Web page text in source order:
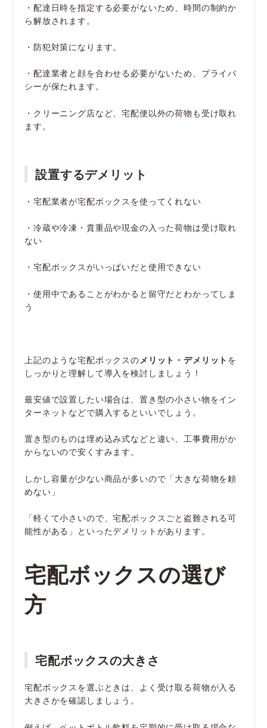
・配達日時を指定する必要がないため、時間の制約か
ら解放されます。
・防犯対策になります。
・配達業者と顔を合わせる必要がないため、プライバ
シーが保たれます。
・クリーニング店など、宅配便以外の荷物も受け取れ
ます。
設置するデメリット
・宅配業者が宅配ボックスを使ってくれない
・冷蔵や冷凍・貴重品や現金の入った荷物は受け取れ
ない
・宅配ボックスがいっぱいだと使用できない
・使用中であることがわかると留守だとわかってしま
う
上記のような宅配ボックスの メリット・デメリット を
しっかりと理解して導入を検討しましょう！
最安値で設置したい場合は、置き型の小さい物をイン
ターネットなどで購入するといいでしょう。
置き型のものは埋め込み式などと違い、工事費用がか
からないので安くすみます。
しかし容量が少ない商品が多いので「大きな荷物を頼
めない」
「軽くて小さいので、宅配ボックスごと盗難される可
能性がある」といったデメリットがあります。
宅配ボックスの選び
方
宅配ボックスの大きさ
宅配ボックスを選ぶときは、よく受け取る荷物が入る
大きさかを確認しましょう。